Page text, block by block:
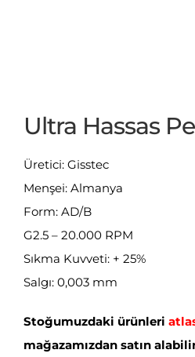
Ultra Hassas
Üretici: Gisstec
Menşei: Almanya
Form: AD/B
G2.5 – 20.000 RPM
Sıkma Kuvveti: + 25%
Salgı: 0,003 mm
Stoğumuzdaki ürünleri
mağazamızdan satın